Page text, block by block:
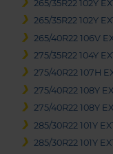
265/35R22 102Y
265/35R22 102Y
265/40R22 106V
275/35R22 104Y
275/40R22 107H
275/40R22 108Y
275/40R22 108Y
285/30R22 101Y
285/30R22 101Y